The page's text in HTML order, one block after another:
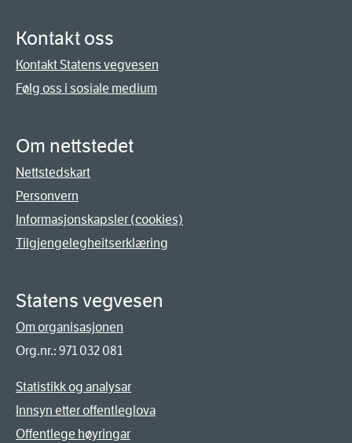
Kontakt oss
Kontakt Statens vegvesen
Følg oss i sosiale medium
Om nettstedet
Nettstedskart
Personvern
Informasjonskapsler (cookies)
Tilgjengelegheitserklæring
Statens vegvesen
Om organisasjonen
Org.nr.: 971 032 081
Statistikk og analysar
Innsyn etter offentleglova
Offentlege høyringar